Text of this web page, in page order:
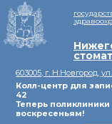
Колл-центр для
42
Теперь
воскресеньям!
603005, г. Н.Новгород,